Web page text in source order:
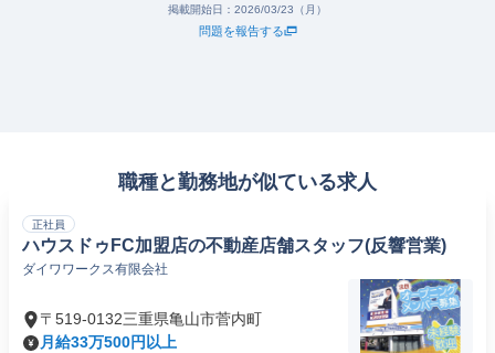
掲載開始日： 2026/03/23（月）
問題を報告する
職種と勤務地が似ている求人
正社員
ハウスドゥFC加盟店の不動産店舗スタッフ(反響営業)
ダイワワークス有限会社
〒519-0132三重県亀山市菅内町
月給33万500円以上